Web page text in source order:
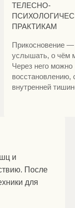
и
После
для
ТЕЛЕСНО-
ПРАКТИКАМ
Прикосновение —
услышать, о чём
Через него можно
восстановлению,
внутренней